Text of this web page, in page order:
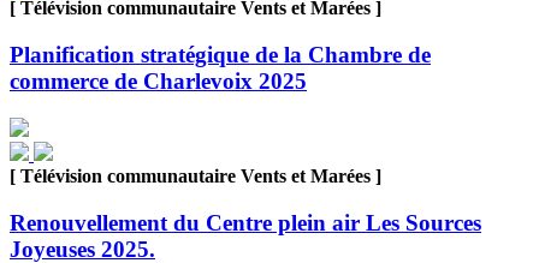
[ Télévision communautaire Vents et Marées ]
Planification stratégique de la Chambre de
commerce de Charlevoix 2025
[ Télévision communautaire Vents et Marées ]
Renouvellement du Centre plein air Les Sources
Joyeuses 2025.